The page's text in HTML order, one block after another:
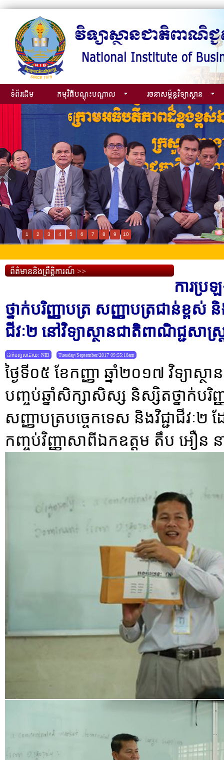
ទំព័រដើម កម្មវិធីបណ្ដុះបណ្ដាល រចនាសម្ព័ន្ធវិទ្យាស្ថាន
1 2 3 4 5 6 7 8 9 10
ព័ត៌មាននិងព្រឹត្តិការណ៍ >>
ការប្រ
ថ្នាក់បរិញ្ញាបត្រ សញ្ញាបត្រជាន់ខ្ពស់
ជីវៈ២ នៅវិទ្យាស្ថានជាតិពាណិជ្ជសាស្រ្
ដាក់បញ្ចូលដោយ: NIB Tuesday/September/2017 09:55:18am
ថ្ងៃទី០៥ ខែកញ្ញា ឆ្នាំ២០១៧ វិទ្យាស្ថ
បញ្ចប់ឆ្នាំសិក្សាសិស្ស និស្សិតថ្នាក់បរិ
សញ្ញាបត្របច្ចេកទេស និងវិជ្ជាជីវៈ
កញ្ចប់វិញ្ញាសាពីឯកឧត្តម តឹប អឿន ន